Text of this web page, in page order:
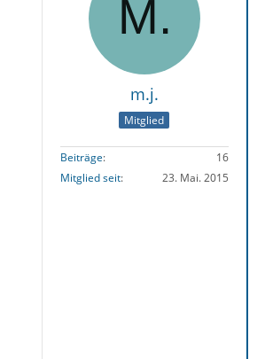
m.j.
Mitglied
Beiträge
16
Mitglied seit
23. Mai. 2015